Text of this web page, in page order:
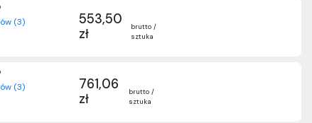
(3)
553,50
zł
brutto /
sztuka
(3)
761,06
zł
brutto /
sztuka